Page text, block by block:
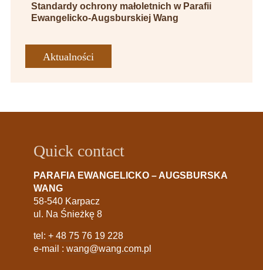
Standardy ochrony małoletnich w Parafii
Ewangelicko-Augsburskiej Wang
Aktualności
Quick contact
PARAFIA EWANGELICKO – AUGSBURSKA
WANG
58-540 Karpacz
ul. Na Śnieżkę 8
tel: + 48 75 76 19 228
e-mail : wang@wang.com.pl